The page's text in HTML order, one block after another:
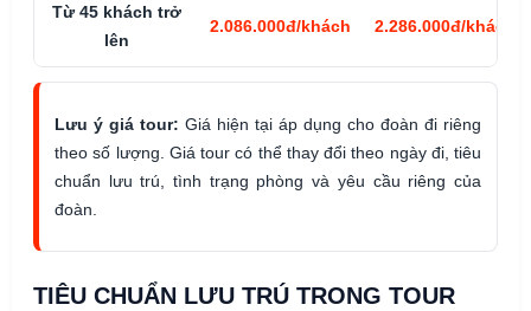
Từ 45 khách trở
lên
2.086.000đ/khách 2.286.000đ/khách
Lưu ý giá tour: Giá hiện tại áp dụng cho đoàn đi riêng
theo số lượng. Giá tour có thể thay đổi theo ngày đi, tiêu
chuẩn lưu trú, tình trạng phòng và yêu cầu riêng của
đoàn.
TIÊU CHUẨN LƯU TRÚ TRONG TOUR